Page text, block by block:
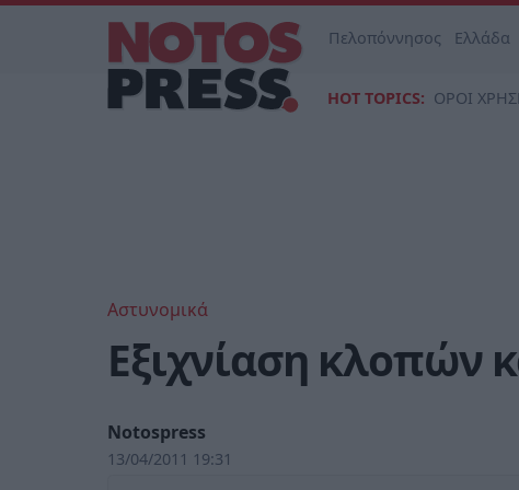
Πελοπόννησος Ελλάδα
HOT TOPICS: ΟΡΟΙ
Αστυνομικά
Εξιχνίαση κλοπών
Notospress
13/04/2011 19:31